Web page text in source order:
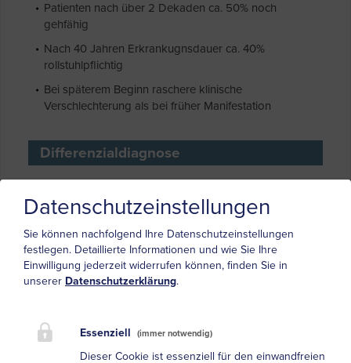
Patienten nach über 2 Dekaden ca. 50% noch
gehfähig
Nach 40 Jahren Erkrankugnsdauer ca. 40%
rollstuhlpflichtig
Bei späterem Beginn raschere klinische
Verschlechterung als bei früher Manifestation
Differenzialdiagnose
Neurodegenerative Erkrankungen
Primäre Lateralsklerose ,Amyotrophe Lateralsklerose
Friedreich Ataxie (bei ataktischen Verlaufsformen),
spinocerebelläre Ataxien
Spinale Tumoren
Tumoren im Bereich des Gyrus praecentralis
Datenschutzeinstellungen
Sie können nachfolgend Ihre Datenschutzeinstellungen
festlegen. Detaillierte Informationen und wie Sie Ihre
Einwilligung jederzeit widerrufen können, finden Sie in
unserer Datenschutzerklärung.
Essenziell (immer notwendig)
Dieser Cookie ist essenziell für den einwandfreien